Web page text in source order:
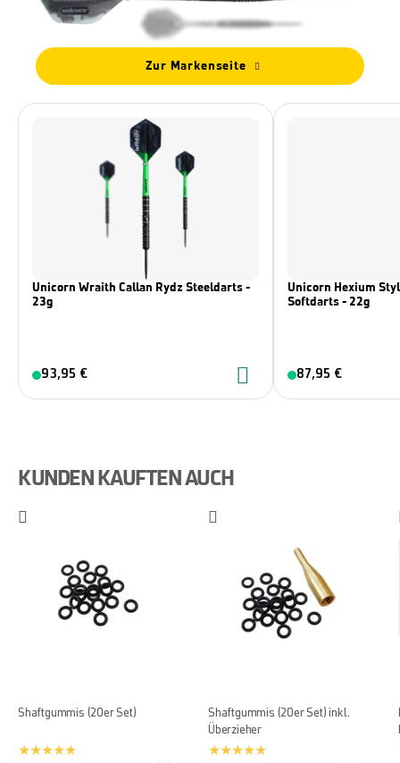
Zur Markenseite
Unicorn Wraith Callan Rydz Steeldarts -
23g
93,95 €
Unicorn Hexium
Softdarts - 22g
87,95 €
KUNDEN KAUFTEN AUCH
Shaftgummis (20er Set)
Shaftgummis (20er Set) inkl.
Überzieher